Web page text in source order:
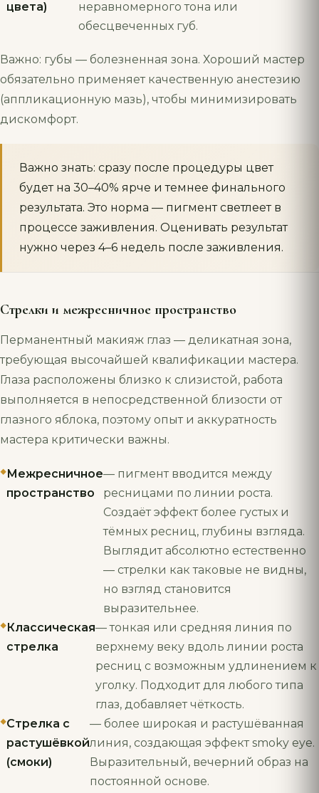
цвета)
неравномерного тона или
обесцвеченных губ.
Важно: губы — болезненная зона. Хороший мастер
обязательно применяет качественную анестезию
(аппликационную мазь), чтобы минимизировать
дискомфорт.
Важно знать: сразу после процедуры цвет
будет на 30–40% ярче и темнее финального
результата. Это норма — пигмент светлеет в
процессе заживления. Оценивать результат
нужно через 4–6 недель после заживления.
Стрелки и межресничное пространство
Перманентный макияж глаз — деликатная зона,
требующая высочайшей квалификации мастера.
Глаза расположены близко к слизистой, работа
выполняется в непосредственной близости от
глазного яблока, поэтому опыт и аккуратность
мастера критически важны.
Межресничное
пространство
— пигмент вводится между
ресницами по линии роста.
Создаёт эффект более густых и
тёмных ресниц, глубины взгляда.
Выглядит абсолютно естественно
— стрелки как таковые не видны,
но взгляд становится
выразительнее.
Классическая
стрелка
— тонкая или средняя линия по
верхнему веку вдоль линии роста
ресниц с возможным удлинением к
уголку. Подходит для любого типа
глаз, добавляет чёткость.
Стрелка с
растушёвкой
(смоки)
— более широкая и растушёванная
линия, создающая эффект smoky eye.
Выразительный, вечерний образ на
постоянной основе.